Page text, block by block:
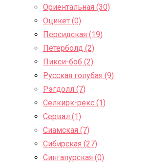
Ориентальная (30)
Оцикет (0)
Персидская (19)
Петерболд (2)
Пикси-боб (2)
Русская голубая (9)
Рэгдолл (7)
Селкирк-рекс (1)
Сервал (1)
Сиамская (7)
Сибирская (27)
Сингапурская (0)